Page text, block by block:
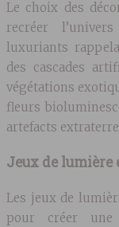
Le choix des
recréer
luxuriants
des cascades
végétations
fleurs
artefacts
Jeux de lumière
Les jeux de
pour créer une